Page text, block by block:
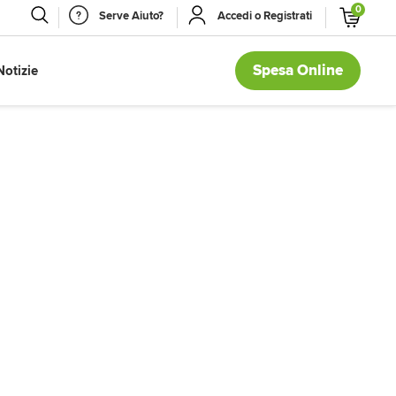
Serve Aiuto? Accedi o Registrati 0
Spesa Online